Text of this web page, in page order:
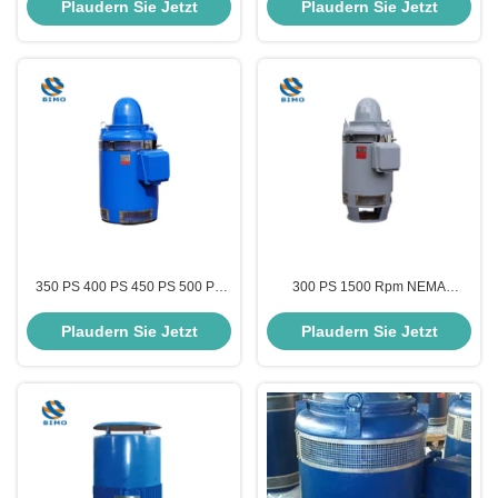
Plaudern Sie Jetzt Plaudern Sie Jetzt
350 PS 400 PS 450 PS 500 PS
Hohlwellenmotor nach
Plaudern Sie Jetzt
300 PS 1500 Rpm NEMA
VHS Motor mit SKF Lager
Plaudern Sie Jetzt